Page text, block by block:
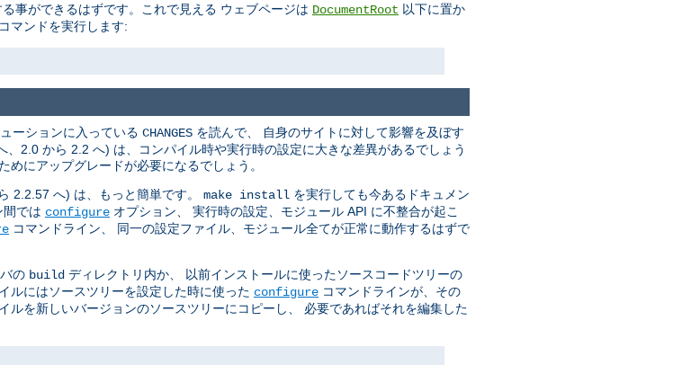
事ができるはずです。これで見える ウェブページは DocumentRoot 以下に置か
マンドを実行します:
ーションに入っている CHANGES を読んで、 自身のサイトに対して影響を及ぼす
2.0 から 2.2 へ) は、コンパイル時や実行時の設定に大きな差異があるでしょう
にアップグレードが必要になるでしょう。
2.2.57 へ) は、もっと簡単です。 make install を実行しても今あるドキュメン
間では configure オプション、 実行時の設定、モジュール API に不整合が起こ
コマンドライン、 同一の設定ファイル、モジュール全てが正常に動作するはずで
の build ディレクトリ内か、 以前インストールに使ったソースコードツリーの
ルにはソースツリーを設定した時に使った configure コマンドラインが、その
ルを新しいバージョンのソースツリーにコピーし、 必要であればそれを編集した